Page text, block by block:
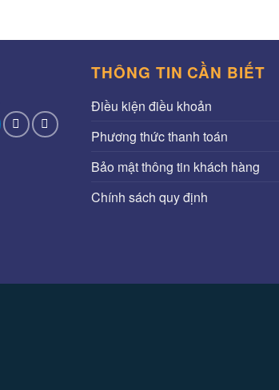
THÔNG TIN CẦN BIẾT
Điều kiện điều khoản
Phương thức thanh toán
Bảo mật thông tin khách hàng
Chính sách quy định